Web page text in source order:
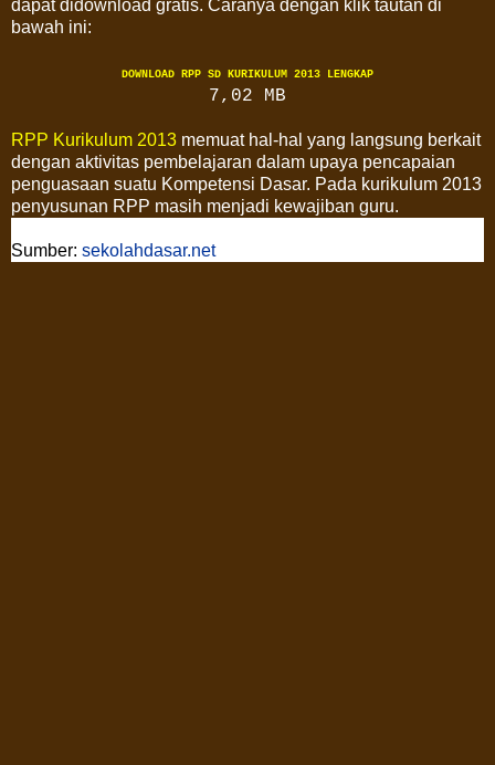
dapat didownload gratis. Caranya dengan klik tautan di
bawah ini:
DOWNLOAD RPP SD KURIKULUM 2013 LENGKAP
7,02 MB
RPP Kurikulum 2013 memuat hal-hal yang langsung berkait
dengan aktivitas pembelajaran dalam upaya pencapaian
penguasaan suatu Kompetensi Dasar. Pada kurikulum 2013
penyusunan RPP masih menjadi kewajiban guru.
Sumber: sekolahdasar.net